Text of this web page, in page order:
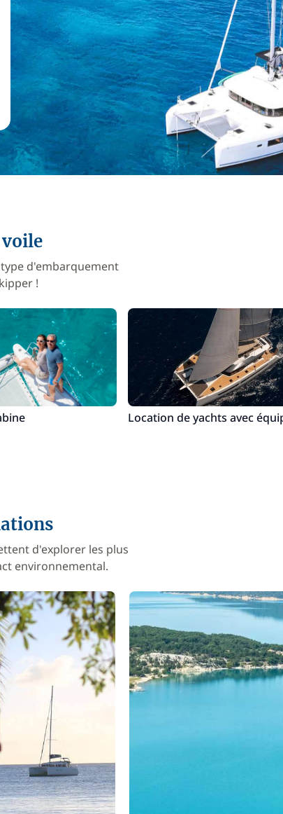
d'embarquement
!
Location de yachts avec
d'explorer les plus
environnemental.